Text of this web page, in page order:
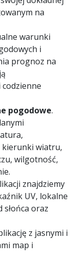
na
warunki
i
prognoz na
pogodowe.
kierunki wiatru,
wilgotność,
znajdziemy
UV, lokalne
oraz
z jasnymi i
map i